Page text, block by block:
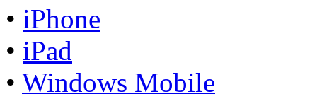
• iPhone
• iPad
• Windows Mobile